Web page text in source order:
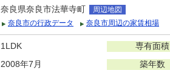
奈良県奈良市法華寺町
周辺地図
奈良市の行政データ
奈良市周辺の家賃相場
1LDK 専有面積
2008年7月 築年数